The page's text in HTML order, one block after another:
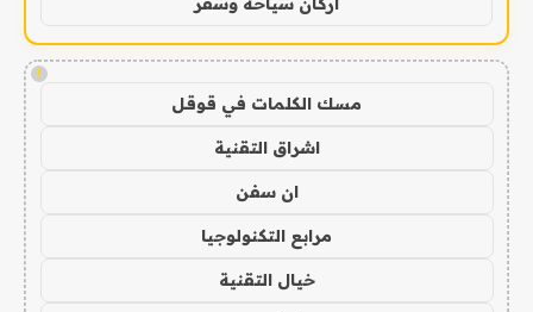
!
مسك الكلمات في قوقل
اشراق التقنية
ان سفن
مرابع التكنولوجيا
خيال التقنية